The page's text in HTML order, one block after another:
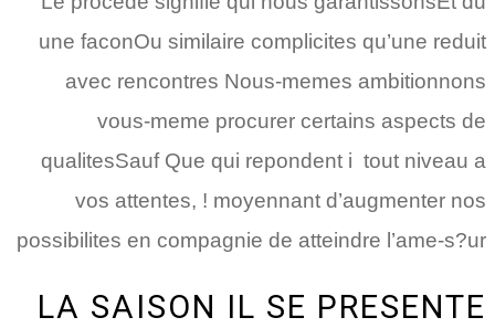
une faconOu similaire complicites qu’une reduit
avec rencontres Nous-memes ambitionnons
vous-meme procurer certains aspects de
qualitesSauf Que qui repondent i tout niveau a
vos attentes, ! moyennant d’augmenter nos
possibilites en compagnie de atteindre l’ame-s?ur
LA SAISON IL SE PRESENTE